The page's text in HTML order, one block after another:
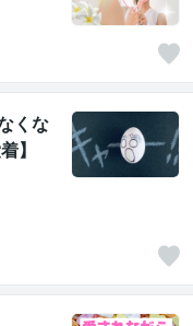
くな
】